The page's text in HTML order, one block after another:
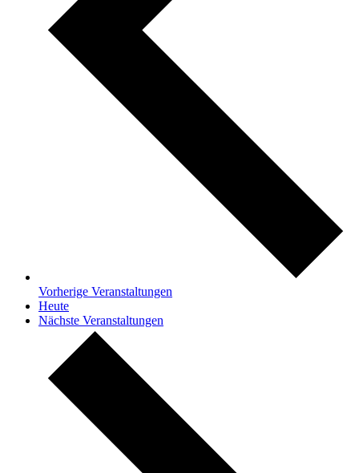
Vorherige Veranstaltungen
Heute
Nächste Veranstaltungen